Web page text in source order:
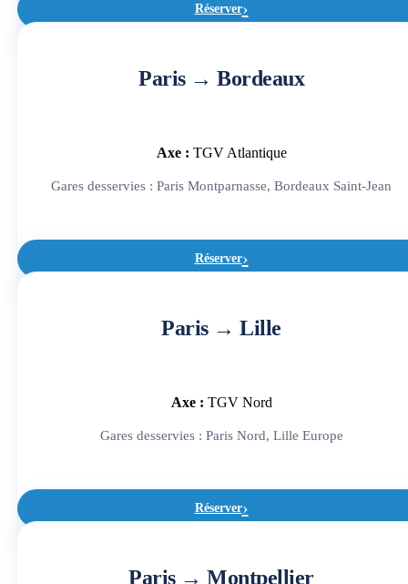
Réserver
Paris → Bordeaux
Axe : TGV Atlantique
Gares desservies : Paris Montparnasse, Bordeaux Saint-Jean
Réserver
Paris → Lille
Axe : TGV Nord
Gares desservies : Paris Nord, Lille Europe
Réserver
Paris → Montpellier